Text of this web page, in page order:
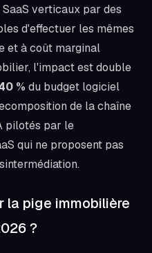
verticaux par des
d'effectuer les mêmes
et à coût marginal
l'impact est double
% du budget logiciel
de la chaîne
pilotés par le
qui ne proposent pas
la pige immobilière
?